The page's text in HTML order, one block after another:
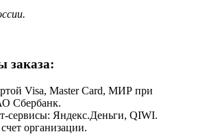
заказа:
Visa, Master Card, МИР при
Сбербанк.
сервисы: Яндекс.Деньги, QIWI.
организации.